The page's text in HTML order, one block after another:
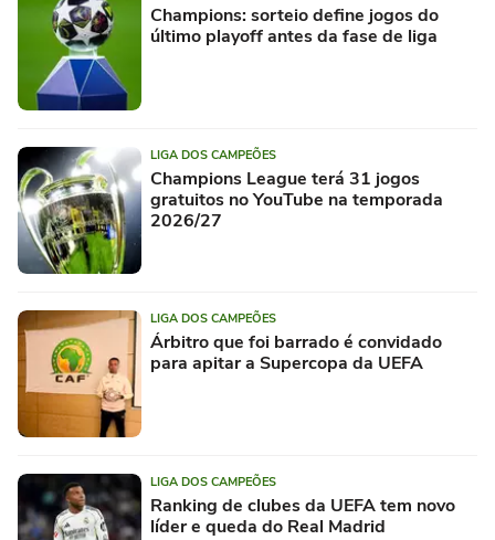
Champions: sorteio define jogos do
último playoff antes da fase de liga
LIGA DOS CAMPEÕES
Champions League terá 31 jogos
gratuitos no YouTube na temporada
2026/27
LIGA DOS CAMPEÕES
Árbitro que foi barrado é convidado
para apitar a Supercopa da UEFA
LIGA DOS CAMPEÕES
Ranking de clubes da UEFA tem novo
líder e queda do Real Madrid